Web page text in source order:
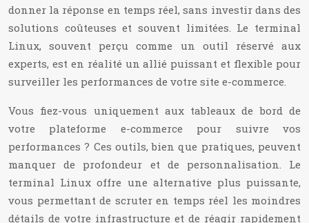
donner la réponse en temps réel, sans investir dans des
solutions coûteuses et souvent limitées. Le terminal
Linux, souvent perçu comme un outil réservé aux
experts, est en réalité un allié puissant et flexible pour
surveiller les performances de votre site e-commerce.
Vous fiez-vous uniquement aux tableaux de bord de
votre plateforme e-commerce pour suivre vos
performances ? Ces outils, bien que pratiques, peuvent
manquer de profondeur et de personnalisation. Le
terminal Linux offre une alternative plus puissante,
vous permettant de scruter en temps réel les moindres
détails de votre infrastructure et de réagir rapidement